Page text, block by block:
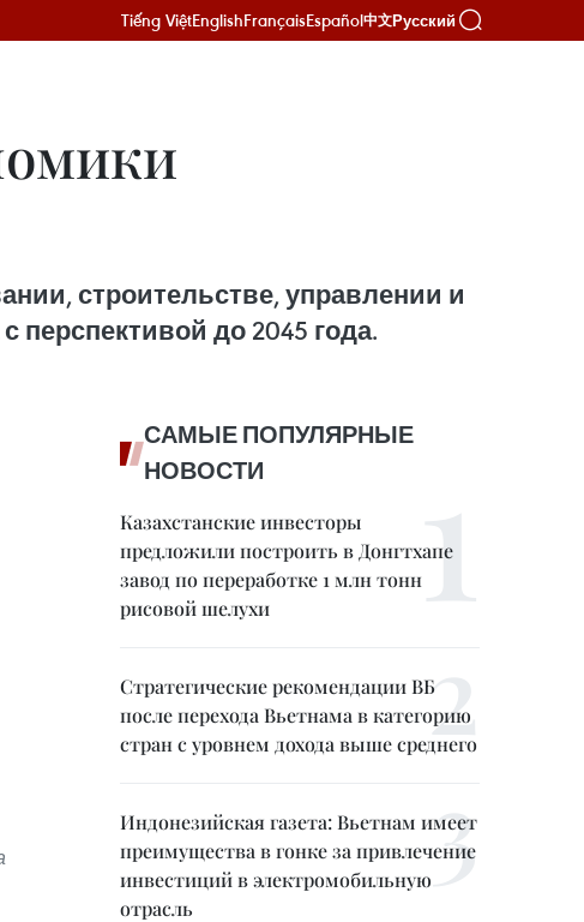
Tiếng ViệtEnglishFrançaisEspañol中文Русский
строительстве, управлении и
перспективой до 2045 года.
САМЫЕ ПОПУЛЯРНЫЕ
НОВОСТИ
Казахстанские инвесторы
предложили построить в Донгтхапе
завод по переработке 1 млн тонн
рисовой шелухи
Стратегические рекомендации ВБ
после перехода Вьетнама в категорию
стран с уровнем дохода выше среднего
Индонезийская газета: Вьетнам имеет
преимущества в гонке за привлечение
инвестиций в электромобильную
отрасль